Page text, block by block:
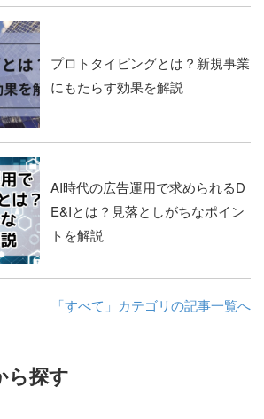
プロトタイピングとは？新規事業
にもたらす効果を解説
AI時代の広告運用で求められるD
E&Iとは？見落としがちなポイン
トを解説
「すべて」カテゴリの記事一覧へ
ら探す